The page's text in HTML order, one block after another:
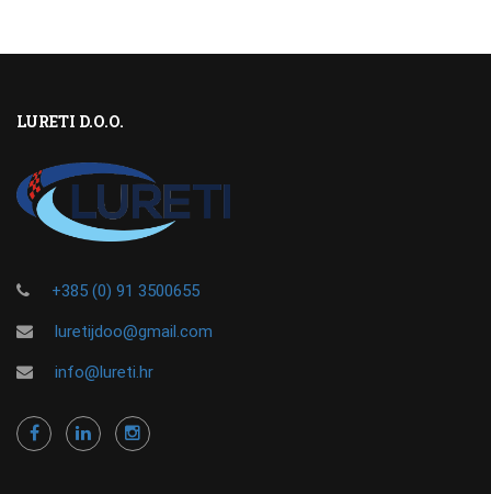
LURETI D.O.O.
+385 (0) 91 3500655
luretijdoo@gmail.com
info@lureti.hr